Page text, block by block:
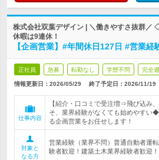
株式会社双葉デザイン | ＼働きやすさ抜群
休暇は9連休！
【企画営業】#年間休日127日 #営業経
正社員 急募 転勤なし 学歴不問 完全
情報更新日：2026/05/29 終了予定日： 2026/11/19
仕事内容
【紹介・口コミで受注増⇒飛び込み
そ、業界経験がなくても始めやすい
る企画営業をお任せします！
対象と
なる方
営業経験（業界不問）普通自動者運
験者歓迎！建築土木業界経験者歓迎